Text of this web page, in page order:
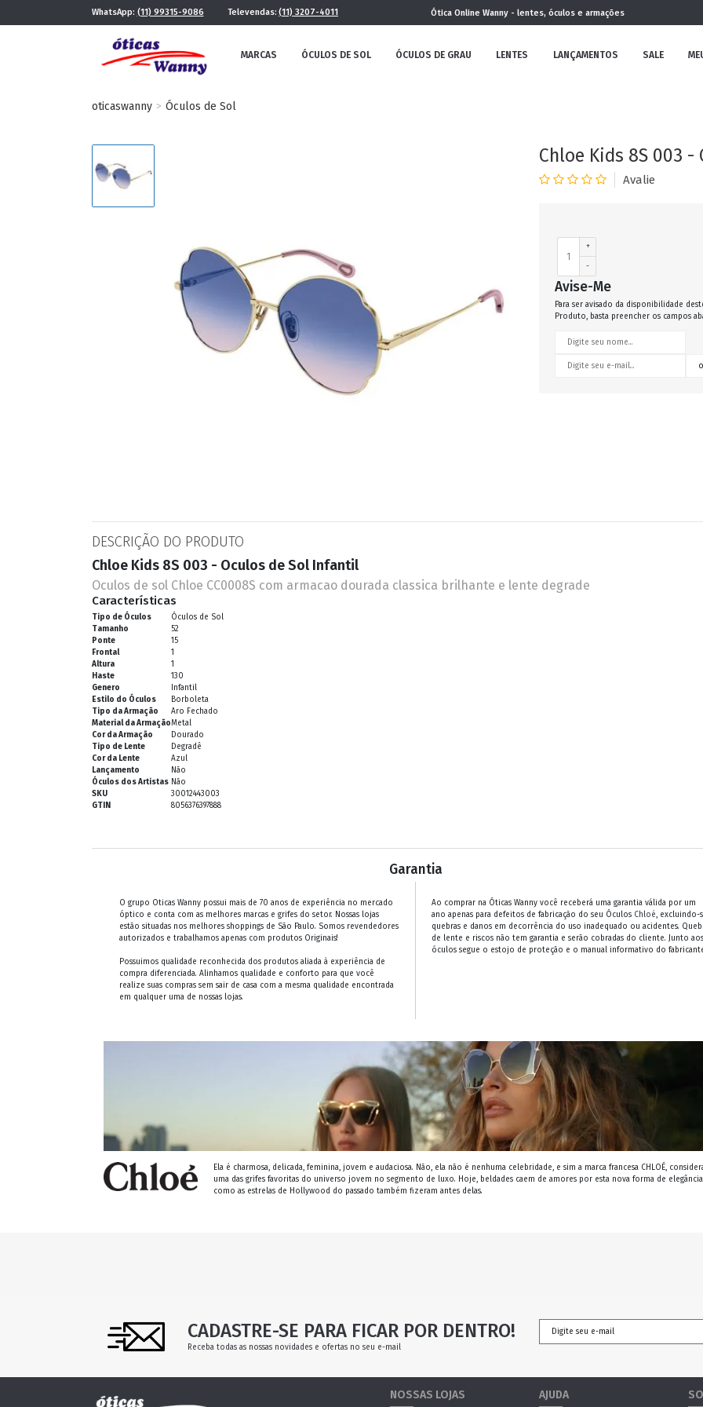
WhatsApp: (11) 99315-9086 Televendas: (11) 3207-4011 Ótica Online Wanny - lentes, óculos e armações
MARCAS ÓCULOS DE SOL ÓCULOS DE GRAU LENTES LANÇAMENTOS SALE
COLEÇÃO
FUTURISTA REDONDOS
oticaswanny Óculos de Sol
Chloe Kids 8S 003
+
-
Avise-Me
Para ser avisado da disponibilidade
Produto, basta preencher os campos
DESCRIÇÃO DO PRODUTO
Chloe Kids 8S 003 - Oculos de Sol Infantil
Oculos de sol Chloe CC0008S com armacao dourada classica brilhante e lente degrade
Características
Tipo de Óculos
Óculos de Sol
Tamanho
52
Ponte
15
Frontal
1
Altura
1
Haste
130
Genero
Infantil
Estilo do Óculos
Borboleta
Tipo da Armação
Aro Fechado
Material da ArmaçãoMetal
Cor da Armação
Dourado
Tipo de Lente
Degradê
Cor da Lente
Azul
Lançamento
Não
Óculos dos Artistas Não
SKU
30012443003
GTIN
8056376397888
Garantia
O grupo Oticas Wanny possui mais de 70 anos de experiência no mercado
óptico e conta com as melhores marcas e grifes do setor. Nossas lojas
estão situadas nos melhores shoppings de São Paulo. Somos revendedores
autorizados e trabalhamos apenas com produtos Originais!
Possuimos qualidade reconhecida dos produtos aliada à experiência de
compra diferenciada. Alinhamos qualidade e conforto para que você
realize suas compras sem sair de casa com a mesma qualidade encontrada
em qualquer uma de nossas lojas.
Ao comprar na Óticas Wanny você receberá uma garantia válida por um
ano apenas para defeitos de fabricação do seu Óculos Chloé, excluindo-
quebras e danos em decorrência do uso inadequado ou acidentes.
de lente e riscos não tem garantia e serão cobradas do cliente. Junto aos
óculos segue o estojo de proteção e o manual informativo do
Ela é charmosa, delicada, feminina, jovem e audaciosa. Não, ela não é nenhuma celebridade, e sim a marca francesa CHLOÉ,
uma das grifes favoritas do universo jovem no segmento de luxo. Hoje, beldades caem de amores por esta nova forma de
como as estrelas de Hollywood do passado também fizeram antes delas.
CADASTRE-SE PARA FICAR POR DENTRO!
Receba todas as nossas novidades e ofertas no seu e-mail
NOSSAS LOJAS AJUDA